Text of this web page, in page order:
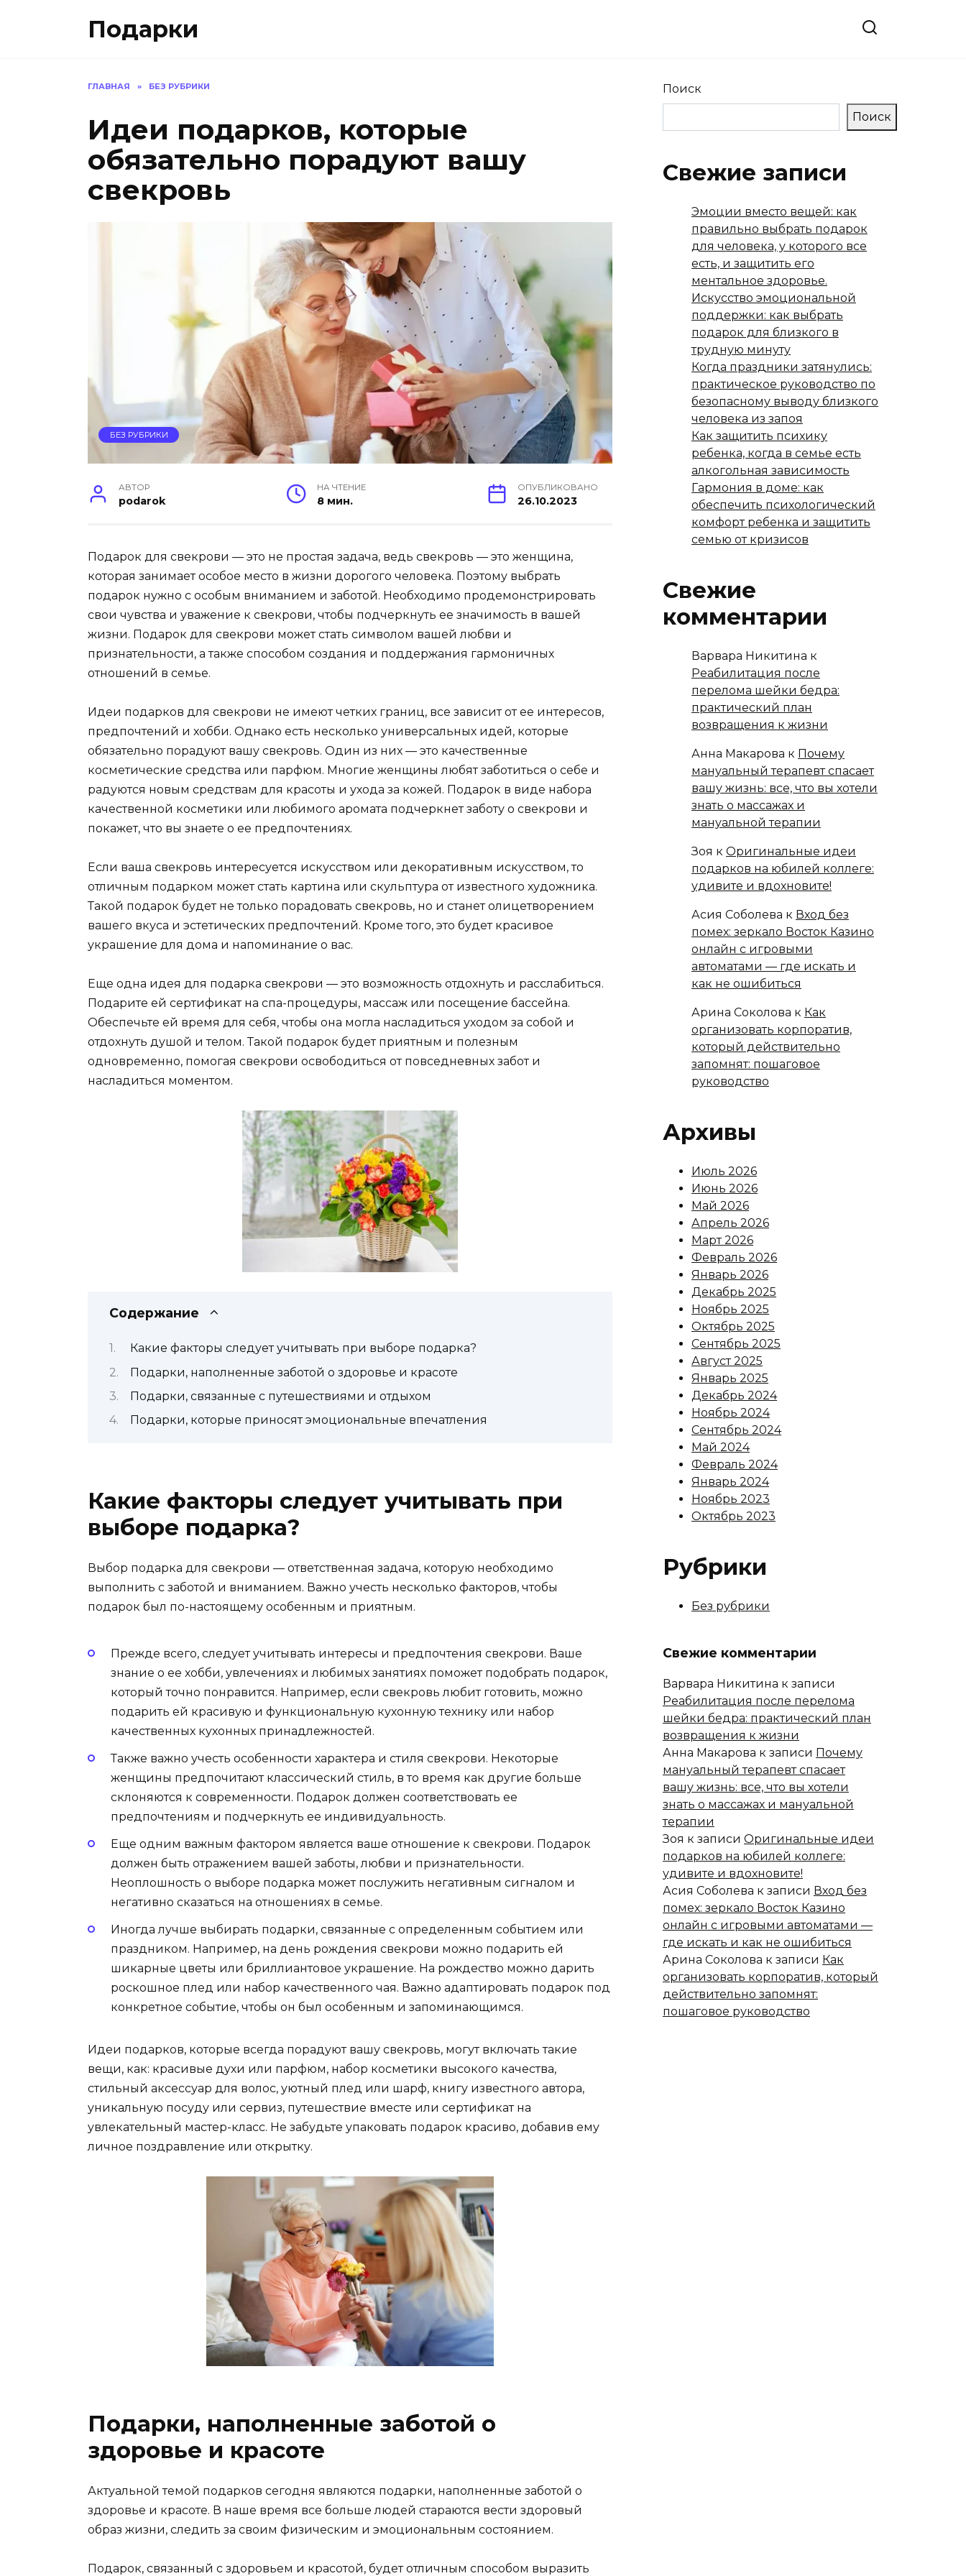
Подарки
ГЛАВНАЯ » БЕЗ РУБРИКИ
Идеи подарков, которые
обязательно порадуют вашу
свекровь
БЕЗ РУБРИКИ
АВТОР
podarok
НА ЧТЕНИЕ
8 мин.
ОПУБЛИКОВАНО
26.10.2023
Подарок для свекрови — это не простая задача, ведь свекровь — это женщина,
которая занимает особое место в жизни дорогого человека. Поэтому выбрать
подарок нужно с особым вниманием и заботой. Необходимо продемонстрировать
свои чувства и уважение к свекрови, чтобы подчеркнуть ее значимость в вашей
жизни. Подарок для свекрови может стать символом вашей любви и
признательности, а также способом создания и поддержания гармоничных
отношений в семье.
Идеи подарков для свекрови не имеют четких границ, все зависит от ее интересов,
предпочтений и хобби. Однако есть несколько универсальных идей, которые
обязательно порадуют вашу свекровь. Один из них — это качественные
косметические средства или парфюм. Многие женщины любят заботиться о себе и
радуются новым средствам для красоты и ухода за кожей. Подарок в виде набора
качественной косметики или любимого аромата подчеркнет заботу о свекрови и
покажет, что вы знаете о ее предпочтениях.
Если ваша свекровь интересуется искусством или декоративным искусством, то
отличным подарком может стать картина или скульптура от известного художника.
Такой подарок будет не только порадовать свекровь, но и станет олицетворением
вашего вкуса и эстетических предпочтений. Кроме того, это будет красивое
украшение для дома и напоминание о вас.
Еще одна идея для подарка свекрови — это возможность отдохнуть и расслабиться.
Подарите ей сертификат на спа-процедуры, массаж или посещение бассейна.
Обеспечьте ей время для себя, чтобы она могла насладиться уходом за собой и
отдохнуть душой и телом. Такой подарок будет приятным и полезным
одновременно, помогая свекрови освободиться от повседневных забот и
насладиться моментом.
Содержание
Какие факторы следует учитывать при выборе подарка?
Подарки, наполненные заботой о здоровье и красоте
Подарки, связанные с путешествиями и отдыхом
Подарки, которые приносят эмоциональные впечатления
Какие факторы следует учитывать при
выборе подарка?
Выбор подарка для свекрови — ответственная задача, которую необходимо
выполнить с заботой и вниманием. Важно учесть несколько факторов, чтобы
подарок был по-настоящему особенным и приятным.
Прежде всего, следует учитывать интересы и предпочтения свекрови. Ваше
знание о ее хобби, увлечениях и любимых занятиях поможет подобрать подарок,
который точно понравится. Например, если свекровь любит готовить, можно
подарить ей красивую и функциональную кухонную технику или набор
качественных кухонных принадлежностей.
Также важно учесть особенности характера и стиля свекрови. Некоторые
женщины предпочитают классический стиль, в то время как другие больше
склоняются к современности. Подарок должен соответствовать ее
предпочтениям и подчеркнуть ее индивидуальность.
Еще одним важным фактором является ваше отношение к свекрови. Подарок
должен быть отражением вашей заботы, любви и признательности.
Неоплошность о выборе подарка может послужить негативным сигналом и
негативно сказаться на отношениях в семье.
Иногда лучше выбирать подарки, связанные с определенным событием или
праздником. Например, на день рождения свекрови можно подарить ей
шикарные цветы или бриллиантовое украшение. На рождество можно дарить
роскошное плед или набор качественного чая. Важно адаптировать подарок под
конкретное событие, чтобы он был особенным и запоминающимся.
Идеи подарков, которые всегда порадуют вашу свекровь, могут включать такие
вещи, как: красивые духи или парфюм, набор косметики высокого качества,
стильный аксессуар для волос, уютный плед или шарф, книгу известного автора,
уникальную посуду или сервиз, путешествие вместе или сертификат на
увлекательный мастер-класс. Не забудьте упаковать подарок красиво, добавив ему
личное поздравление или открытку.
Подарки, наполненные заботой о
здоровье и красоте
Актуальной темой подарков сегодня являются подарки, наполненные заботой о
здоровье и красоте. В наше время все больше людей стараются вести здоровый
образ жизни, следить за своим физическим и эмоциональным состоянием.
Подарок, связанный с здоровьем и красотой, будет отличным способом выразить
Поиск
Поиск
Свежие записи
Эмоции вместо вещей: как
правильно выбрать подарок
для человека, у которого все
есть, и защитить его
ментальное здоровье.
Искусство эмоциональной
поддержки: как выбрать
подарок для близкого в
трудную минуту
Когда праздники затянулись:
практическое руководство по
безопасному выводу близкого
человека из запоя
Как защитить психику
ребенка, когда в семье есть
алкогольная зависимость
Гармония в доме: как
обеспечить психологический
комфорт ребенка и защитить
семью от кризисов
Свежие
комментарии
Варвара Никитина к
Реабилитация после
перелома шейки бедра:
практический план
возвращения к жизни
Анна Макарова к Почему
мануальный терапевт спасает
вашу жизнь: все, что вы хотели
знать о массажах и
мануальной терапии
Зоя к Оригинальные идеи
подарков на юбилей коллеге:
удивите и вдохновите!
Асия Соболева к Вход без
помех: зеркало Восток Казино
онлайн с игровыми
автоматами — где искать и
как не ошибиться
Арина Соколова к Как
организовать корпоратив,
который действительно
запомнят: пошаговое
руководство
Архивы
Июль 2026
Июнь 2026
Май 2026
Апрель 2026
Март 2026
Февраль 2026
Январь 2026
Декабрь 2025
Ноябрь 2025
Октябрь 2025
Сентябрь 2025
Август 2025
Январь 2025
Декабрь 2024
Ноябрь 2024
Сентябрь 2024
Май 2024
Февраль 2024
Январь 2024
Ноябрь 2023
Октябрь 2023
Рубрики
Без рубрики
Свежие комментарии
Варвара Никитина к записи
Реабилитация после перелома
шейки бедра: практический план
возвращения к жизни
Анна Макарова к записи Почему
мануальный терапевт спасает
вашу жизнь: все, что вы хотели
знать о массажах и мануальной
терапии
Зоя к записи Оригинальные идеи
подарков на юбилей коллеге:
удивите и вдохновите!
Асия Соболева к записи Вход без
помех: зеркало Восток Казино
онлайн с игровыми автоматами —
где искать и как не ошибиться
Арина Соколова к записи Как
организовать корпоратив, который
действительно запомнят:
пошаговое руководство